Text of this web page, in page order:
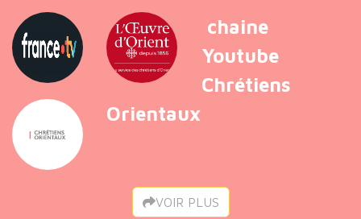
chaine
Youtube
Chrétiens
Orientaux
VOIR PLUS